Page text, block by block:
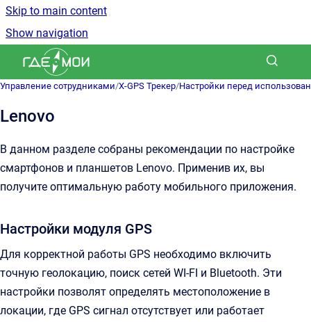
Skip to main content
Show navigation
Go to homepage
Управление сотрудниками/X-GPS Трекер/Настройки перед
Lenovo
В данном разделе собраны рекомендации по настройке
смартфонов и планшетов Lenovo. Применив их, вы
получите оптимальную работу мобильного приложения.
Настройки модуля GPS
Для корректной работы GPS необходимо включить
точную геолокацию, поиск сетей WI-FI и Bluetooth. Эти
настройки позволят определять местоположение в
локации, где GPS сигнал отсутствует или работает